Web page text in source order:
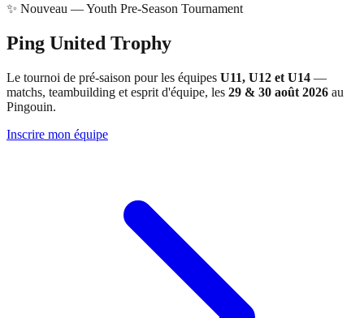
✨ Nouveau — Youth Pre-Season Tournament
Ping United Trophy
Le tournoi de pré-saison pour les équipes U11, U12 et U14 —
matchs, teambuilding et esprit d'équipe, les 29 & 30 août 2026 au
Pingouin.
Inscrire mon équipe